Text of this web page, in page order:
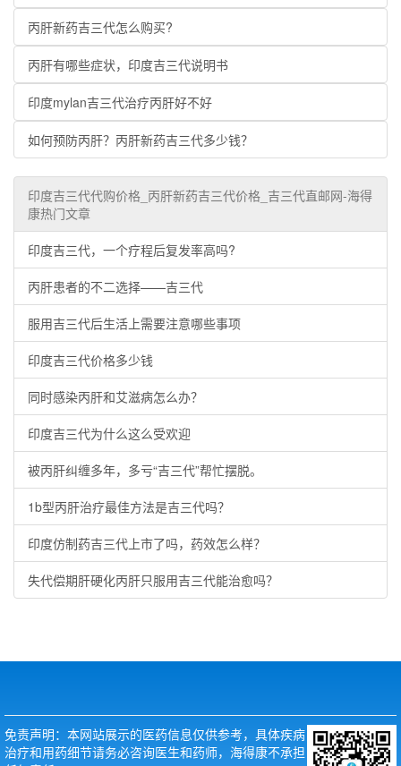
丙肝新药吉三代怎么购买?
丙肝有哪些症状，印度吉三代说明书
印度mylan吉三代治疗丙肝好不好
如何预防丙肝？丙肝新药吉三代多少钱？
印度吉三代代购价格_丙肝新药吉三代价格_吉三代直邮网-海得
康热门文章
印度吉三代，一个疗程后复发率高吗?
丙肝患者的不二选择——吉三代
服用吉三代后生活上需要注意哪些事项
印度吉三代价格多少钱
同时感染丙肝和艾滋病怎么办？
印度吉三代为什么这么受欢迎
被丙肝纠缠多年，多亏“吉三代”帮忙摆脱。
1b型丙肝治疗最佳方法是吉三代吗？
印度仿制药吉三代上市了吗，药效怎么样？
失代偿期肝硬化丙肝只服用吉三代能治愈吗？
免责声明：本网站展示的医药信息仅供参考，具体疾病
治疗和用药细节请务必咨询医生和药师，海得康不承担